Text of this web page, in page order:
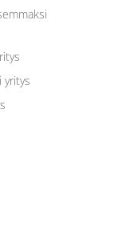
yritys